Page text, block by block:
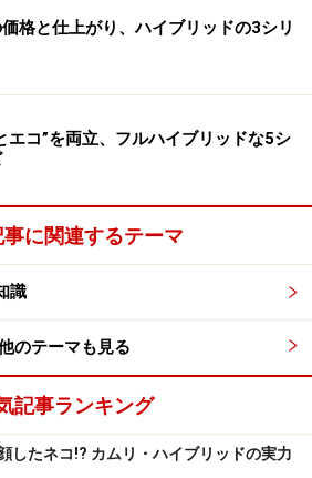
格と仕上がり、ハイブリッドの3シリ
エコ”を両立、フルハイブリッドな5シ
事に関連するテーマ
識
のテーマも見る
記事ランキング
したネコ!? カムリ・ハイブリッドの実力